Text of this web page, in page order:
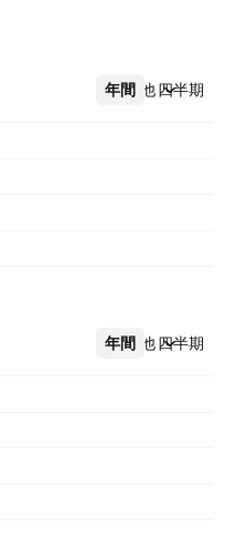
年間 四半期
その他
年間 四半期
その他